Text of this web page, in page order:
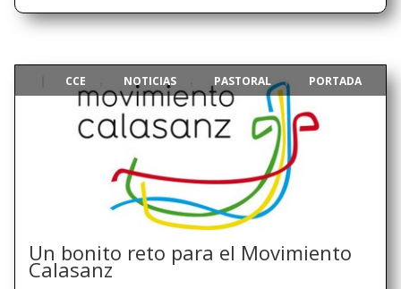
Un bonito reto para el Movimiento
Calasanz
CCE NOTICIAS PASTORAL , PORTADA